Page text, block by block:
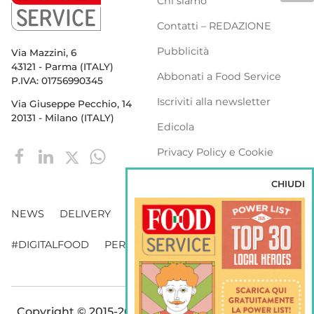
Via Mazzini, 6
43121 - Parma (ITALY)
P.IVA: 01756990345
Via Giuseppe Pecchio, 14
20131 - Milano (ITALY)
Contatti – REDAZIONE
Pubblicità
Abbonati a Food Service
Iscriviti alla newsletter
Edicola
Privacy Policy e Cookie
NEWS DELIVERY DISTRIBUZIONE
#DIGITALFOOD PERSONE WEBINAR VENDING
CHIUDI